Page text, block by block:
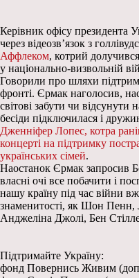
Керівник офісу президента
через відеозв’язок з
Аффлеком, котрий
у національно-визвольній
Говорили про шляхи
фронті. Єрмак наголосив,
світові забути чи відсунути
бесіди підключилася і
Дженніфер Лопес, котра
концерті на підтримку
українських сімей.
Наостанок Єрмак запросив
власні очі все побачити і
нашу країну під час війни
знаменитості, як Шон
Анджеліна Джолі, Бен
Підтримайте Україну:
фонд Повернись Живим